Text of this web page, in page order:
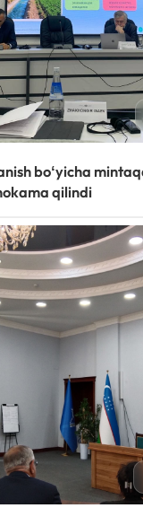
boʻyicha
qilindi